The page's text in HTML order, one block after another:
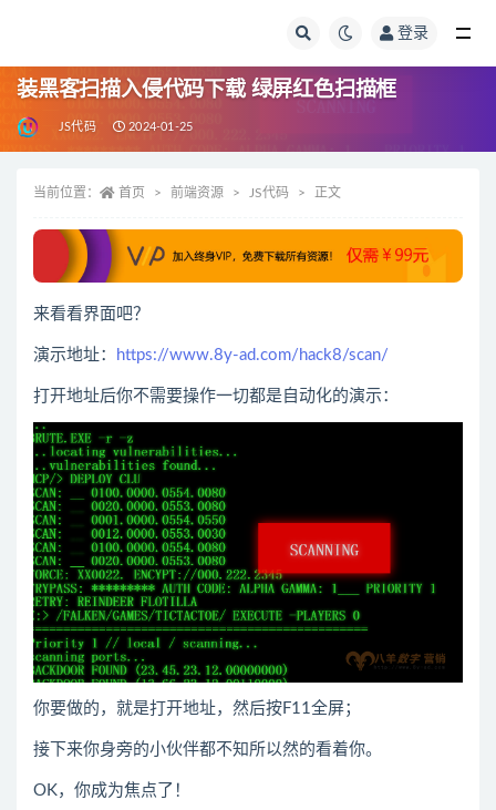
登录
装黑客扫描入侵代码下载 绿屏红色扫描框
JS代码 2024-01-25
当前位置： 首页 前端资源 JS代码 正文
来看看界面吧？
演示地址： https://www.8y-ad.com/hack8/scan/
打开地址后你不需要操作一切都是自动化的演示：
你要做的，就是打开地址，然后按F11全屏；
接下来你身旁的小伙伴都不知所以然的看着你。
OK，你成为焦点了！